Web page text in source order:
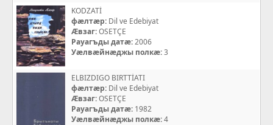
KODZATİ
фæлтæр: Dil ve Edebiyat
Æвзаг:OSETÇE
Рауагъды датæ:2006
Уæлвæйнæджы полкæ:3
ELBIZDIGO BIRTTİATI
фæлтæр: Dil ve Edebiyat
Æвзаг:OSETÇE
Рауагъды датæ: 1982
Уæлвæйнæджы полкæ:4